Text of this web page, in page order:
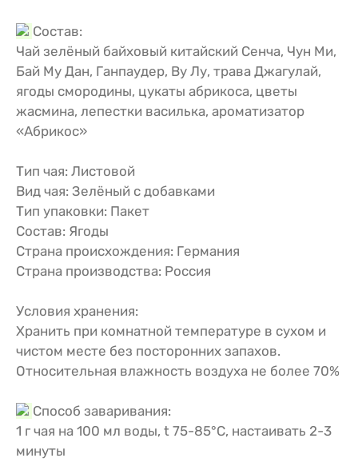
Состав:
Чай зелёный байховый китайский Сенча, Чун Ми,
Бай Му Дан, Ганпаудер, Ву Лу, трава Джагулай,
ягоды смородины, цукаты абрикоса, цветы
жасмина, лепестки василька, ароматизатор
«Абрикос»
Тип чая: Листовой
Вид чая: Зелёный с добавками
Тип упаковки: Пакет
Состав: Ягоды
Страна происхождения: Германия
Страна производства: Россия
Условия хранения:
Хранить при комнатной температуре в сухом и
чистом месте без посторонних запахов.
Относительная влажность воздуха не более 70%
Способ заваривания:
1 г чая на 100 мл воды, t 75-85°С, настаивать 2-3
минуты